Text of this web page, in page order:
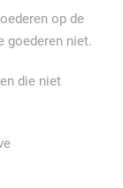
op de
goederen niet.
die niet